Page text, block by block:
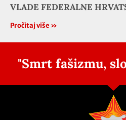
VLADE FEDERALNE
Pročitaj više »
"Smrt fašizmu,